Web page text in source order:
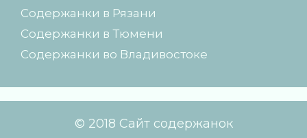
Содержанки в Рязани
Содержанки в Тюмени
Содержанки во Владивостоке
© 2018 Сайт содержанок